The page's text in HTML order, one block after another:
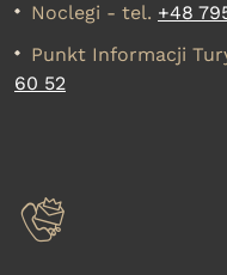
Noclegi - tel. +48
Punkt Informacji
60 52